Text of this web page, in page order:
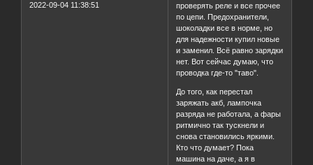
2022-09-04 11:38:51
проверять реле и все прочее
по цепи. Предохранители,
шоколадки все в норме, но
для надежности купил новые
и заменил. Всё равно зарядки
нет. Вот сейчас думаю, что
проводка где-то "таво".
До того, как перестал
заряжать акб, лампочка
разряда не работала, а фары
ритмично так тускнели и
снова становились яркими.
Кто что думает? Пока
машина на даче, а я в